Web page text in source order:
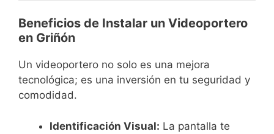
Beneficios de Instalar un Videoportero
en Griñón
Un videoportero no solo es una mejora
tecnológica; es una inversión en tu seguridad y
comodidad.
Identificación Visual: La pantalla te